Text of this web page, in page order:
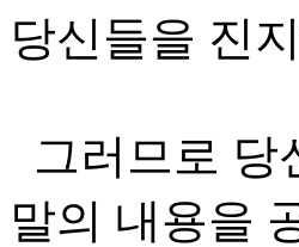
당신들을 진
그러므로 당
말의 내용을